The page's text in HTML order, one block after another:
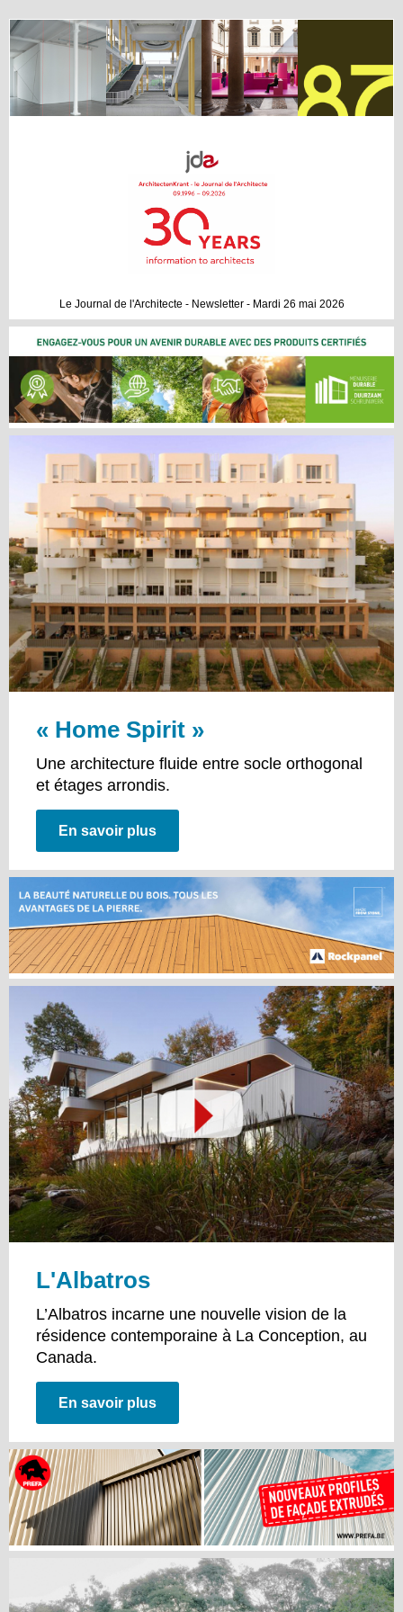
Le Journal de l'Architecte - Newsletter - Mardi 26 mai 2026
« Home Spirit »
Une architecture fluide entre socle orthogonal
et étages arrondis.
En savoir plus
L'Albatros
L’Albatros incarne une nouvelle vision de la
résidence contemporaine à La Conception, au
Canada.
En savoir plus